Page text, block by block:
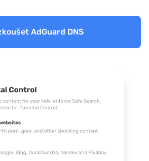
AdGuard DNS